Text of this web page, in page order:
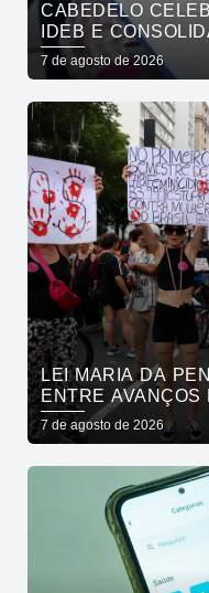
CABEDELO
IDEB E
CRESCIMENTO
7 de agosto de 2026
LEI MARIA DA
ENTRE AVANÇOS
7 de agosto de 2026